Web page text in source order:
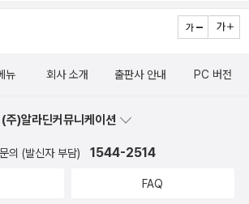
뉴 회사 소개 출판사 안내 PC 버전
(주)알라딘커뮤니케이션
의 (발신자 부담) 1544-2514
FAQ